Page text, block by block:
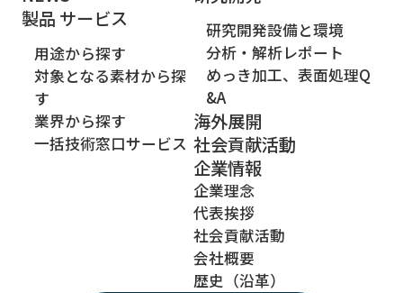
製品 サービス
用途から探す
対象となる素材から探
す
業界から探す
一括技術窓口サービス
研究開発設備と環境
分析・解析レポート
めっき加工、表面処理Q
&A
海外展開
社会貢献活動
企業情報
企業理念
代表挨拶
社会貢献活動
会社概要
歴史（沿革）